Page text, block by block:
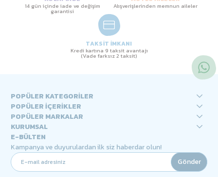
14 gün içinde iade ve değişim
garantisi
Alışverişlerinden memnun aileler
TAKSİT İMKANI
Kredi kartına 9 taksit avantajı
(Vade farksız 2 taksit)
POPÜLER KATEGORİLER
POPÜLER İÇERİKLER
POPÜLER MARKALAR
KURUMSAL
E-BÜLTEN
Kampanya ve duyurulardan ilk siz haberdar olun!
Gönder